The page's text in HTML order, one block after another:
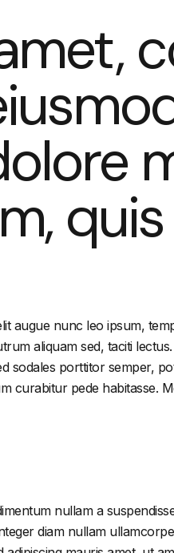
augue nunc leo ipsum,
aliquam sed, taciti
sodales porttitor semper,
curabitur pede habitasse.
nullam a
diam nullam